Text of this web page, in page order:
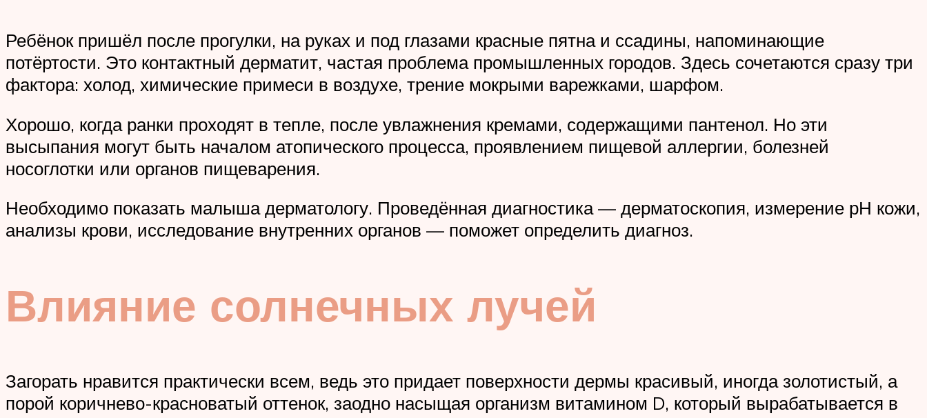
Ребёнок пришёл после прогулки, на руках и под глазами красные пятна и ссадины, напоминающие
потёртости. Это контактный дерматит, частая проблема промышленных городов. Здесь сочетаются сразу три
фактора: холод, химические примеси в воздухе, трение мокрыми варежками, шарфом.
Хорошо, когда ранки проходят в тепле, после увлажнения кремами, содержащими пантенол. Но эти
высыпания могут быть началом атопического процесса, проявлением пищевой аллергии, болезней
носоглотки или органов пищеварения.
Необходимо показать малыша дерматологу. Проведённая диагностика — дерматоскопия, измерение рН кожи,
анализы крови, исследование внутренних органов — поможет определить диагноз.
Влияние солнечных лучей
Загорать нравится практически всем, ведь это придает поверхности дермы красивый, иногда золотистый, а
порой коричнево-красноватый оттенок, заодно насыщая организм витамином D, который вырабатывается в